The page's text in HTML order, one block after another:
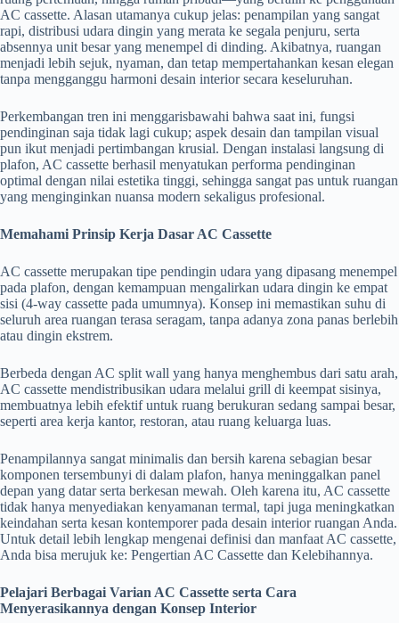
AC cassette. Alasan utamanya cukup jelas: penampilan yang sangat
rapi, distribusi udara dingin yang merata ke segala penjuru, serta
absennya unit besar yang menempel di dinding. Akibatnya, ruangan
menjadi lebih sejuk, nyaman, dan tetap mempertahankan kesan elegan
tanpa mengganggu harmoni desain interior secara keseluruhan.
Perkembangan tren ini menggarisbawahi bahwa saat ini, fungsi
pendinginan saja tidak lagi cukup; aspek desain dan tampilan visual
pun ikut menjadi pertimbangan krusial. Dengan instalasi langsung di
plafon, AC cassette berhasil menyatukan performa pendinginan
optimal dengan nilai estetika tinggi, sehingga sangat pas untuk ruangan
yang menginginkan nuansa modern sekaligus profesional.
Memahami Prinsip Kerja Dasar AC Cassette
AC cassette merupakan tipe pendingin udara yang dipasang menempel
pada plafon, dengan kemampuan mengalirkan udara dingin ke empat
sisi (4-way cassette pada umumnya). Konsep ini memastikan suhu di
seluruh area ruangan terasa seragam, tanpa adanya zona panas berlebih
atau dingin ekstrem.
Berbeda dengan AC split wall yang hanya menghembus dari satu arah,
AC cassette mendistribusikan udara melalui grill di keempat sisinya,
membuatnya lebih efektif untuk ruang berukuran sedang sampai besar,
seperti area kerja kantor, restoran, atau ruang keluarga luas.
Penampilannya sangat minimalis dan bersih karena sebagian besar
komponen tersembunyi di dalam plafon, hanya meninggalkan panel
depan yang datar serta berkesan mewah. Oleh karena itu, AC cassette
tidak hanya menyediakan kenyamanan termal, tapi juga meningkatkan
keindahan serta kesan kontemporer pada desain interior ruangan Anda.
Untuk detail lebih lengkap mengenai definisi dan manfaat AC cassette,
Anda bisa merujuk ke: Pengertian AC Cassette dan Kelebihannya.
Pelajari Berbagai Varian AC Cassette serta Cara
Menyerasikannya dengan Konsep Interior